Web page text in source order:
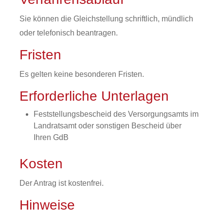
Sie können die Gleichstellung schriftlich, mündlich
oder telefonisch beantragen.
Fristen
Es gelten keine besonderen Fristen.
Erforderliche Unterlagen
Feststellungsbescheid des Versorgungsamts im
Landratsamt oder sonstigen Bescheid über
Ihren GdB
Kosten
Der Antrag ist kostenfrei.
Hinweise